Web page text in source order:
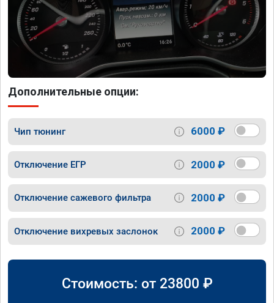
Дополнительные опции:
Чип тюнинг 6000 ₽
Отключение ЕГР 2000 ₽
Отключение сажевого фильтра 2000 ₽
Отключение вихревых заслонок 2000 ₽
Стоимость: от 23800 ₽